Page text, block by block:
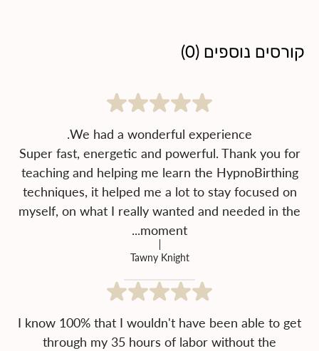
קורסים נוספים (
0
)
Super fast, energetic and powerful. Thank you for
teaching and helping me learn the HypnoBirthing
techniques, it helped me a lot to stay focused on
myself, on what I really wanted and needed in the
moment...
Tawny Knight
I know 100% that I wouldn't have been able to get
through my 35 hours of labor without the